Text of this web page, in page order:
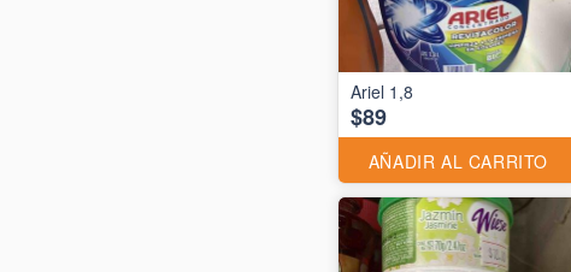
Ariel 1,8
$89
AÑADIR AL CARRITO